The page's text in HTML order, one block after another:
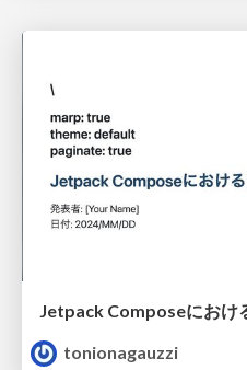
tonionagauzzi